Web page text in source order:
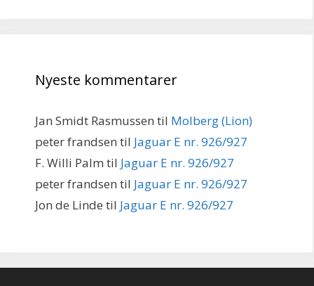
Nyeste kommentarer
Jan Smidt Rasmussen til Molberg (Lion)
peter frandsen til Jaguar E nr. 926/927
F. Willi Palm til Jaguar E nr. 926/927
peter frandsen til Jaguar E nr. 926/927
Jon de Linde til Jaguar E nr. 926/927